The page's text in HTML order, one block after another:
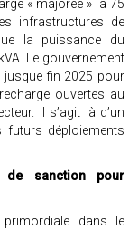
« majorée » à 75
infrastructures de
la puissance du
Le gouvernement
fin 2025 pour
ouvertes au
Il s’agit là d’un
futurs déploiements
de sanction pour
primordiale dans le